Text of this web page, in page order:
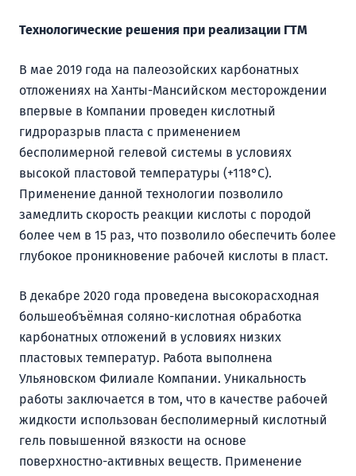
Технологические решения при реализации ГТМ
В мае 2019 года на палеозойских карбонатных
отложениях на Ханты-Мансийском месторождении
впервые в Компании проведен кислотный
гидроразрыв пласта с применением
бесполимерной гелевой системы в условиях
высокой пластовой температуры (+118°C).
Применение данной технологии позволило
замедлить скорость реакции кислоты с породой
более чем в 15 раз, что позволило обеспечить более
глубокое проникновение рабочей кислоты в пласт.
В декабре 2020 года проведена высокорасходная
большеобъёмная соляно-кислотная обработка
карбонатных отложений в условиях низких
пластовых температур. Работа выполнена
Ульяновском Филиале Компании. Уникальность
работы заключается в том, что в качестве рабочей
жидкости использован бесполимерный кислотный
гель повышенной вязкости на основе
поверхностно-активных веществ. Применение